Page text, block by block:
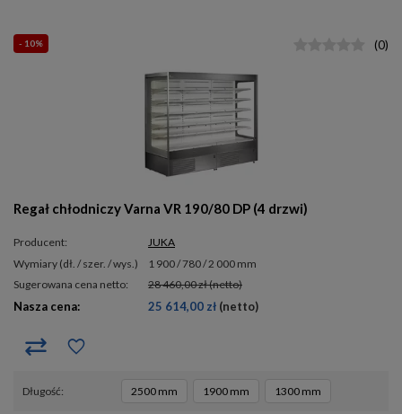
- 10%
Regał chłodniczy Varna VR 190/80 DP (4 drzwi)
Producent:
JUKA
wymiary (dł. / szer. / wys.)
1 900 / 780 / 2 000 mm
Sugerowana cena netto:
28 460,00 zł(netto)
Nasza cena: 25 614,00 zł (netto)
(0)
długość 2500 mm 1900 mm 1300 mm